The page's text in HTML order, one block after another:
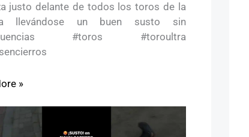
justo delante de todos los toros de la
llevándose un buen susto sin
#toros #toroultra
»